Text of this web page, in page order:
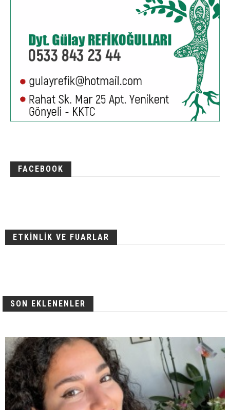
FACEBOOK
ETKİNLİK VE FUARLAR
SON EKLENENLER